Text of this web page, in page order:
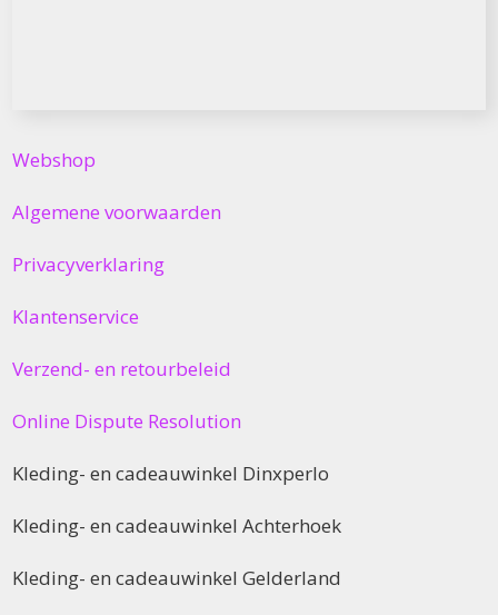
Webshop
Algemene voorwaarden
Privacyverklaring
Klantenservice
Verzend- en retourbeleid
Online Dispute Resolution
Kleding- en cadeauwinkel Dinxperlo
Kleding- en cadeauwinkel Achterhoek
Kleding- en cadeauwinkel Gelderland